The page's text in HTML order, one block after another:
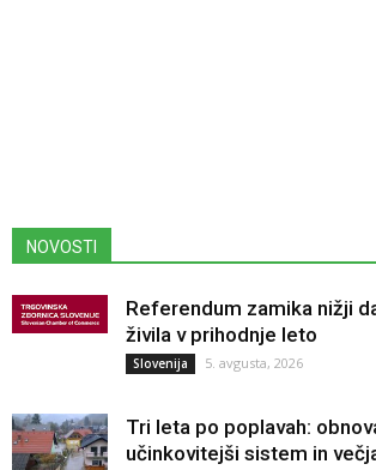
NOVOSTI
Referendum zamika nižji
živila v prihodnje leto
Slovenija 5. avgusta, 2026
Tri leta po poplavah:
učinkovitejši sistem in